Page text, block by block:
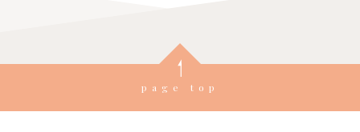
page top